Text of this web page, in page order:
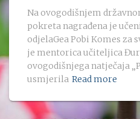
Na ovogodišnjem
pokreta nagrađena je
odjelaGea Pobi Komes za
je mentorica učiteljica
ovogodišnjega natječaja
usmjerila Read more